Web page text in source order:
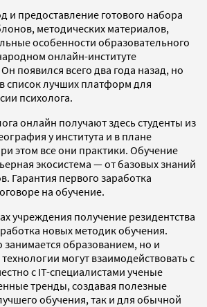
и предоставление готового набора
методических материалов,
особенности образовательного
онлайн-институте
Он появился всего два года назад, но
список лучших платформ для
психолога.
онлайн получают здесь студенты из
у института и в плане
этом все они практики. Обучение
экосистема — от базовых знаний
Гарантия первого заработка
на обучение.
учреждения получение резидентства
новых методик обучения.
занимается образованием, но и
могут взаимодействовать с
с IT-специалистами ученые
тренды, создавая полезные
обучения, так и для обычной